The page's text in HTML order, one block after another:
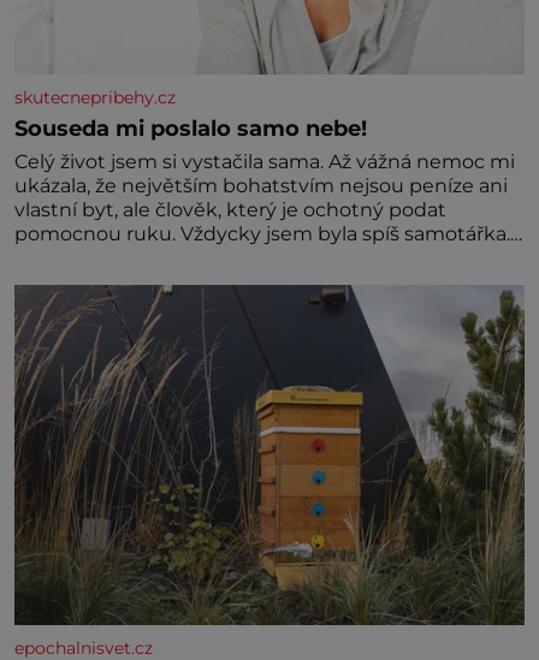
skutecnepribehy.cz
Souseda mi poslalo samo nebe!
Celý život jsem si vystačila sama. Až vážná nemoc mi
ukázala, že největším bohatstvím nejsou peníze ani
vlastní byt, ale člověk, který je ochotný podat
pomocnou ruku. Vždycky jsem byla spíš samotářka.
ani partnera. Stačily mi knihy, práce a hlavně klid.
Hned po studiích jsem odešla z rodného města,
epochalnisvet.cz